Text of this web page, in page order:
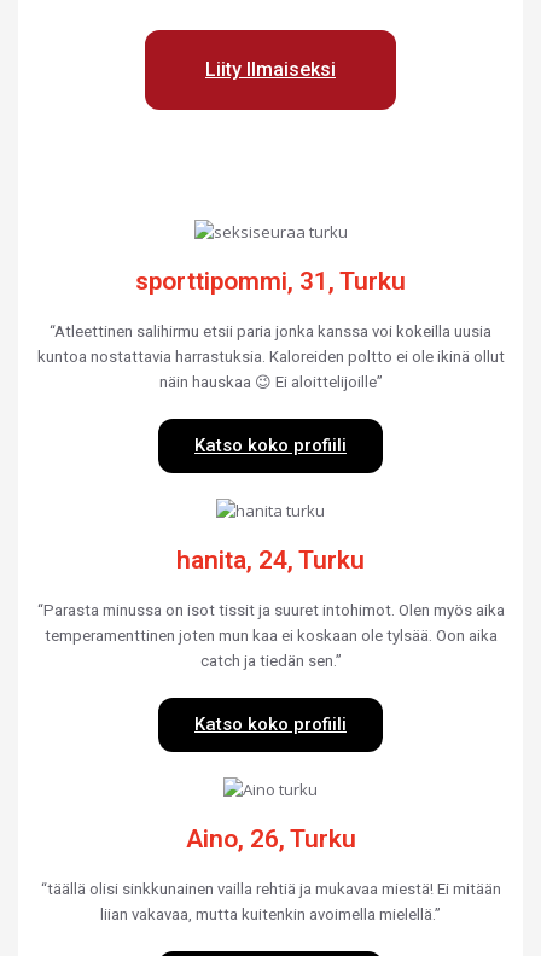
Liity Ilmaiseksi
sporttipommi, 31, Turku
“Atleettinen salihirmu etsii paria jonka kanssa voi kokeilla uusia
kuntoa nostattavia harrastuksia. Kaloreiden poltto ei ole ikinä ollut
näin hauskaa 😉 Ei aloittelijoille”
Katso koko profiili
hanita, 24, Turku
“Parasta minussa on isot tissit ja suuret intohimot. Olen myös aika
temperamenttinen joten mun kaa ei koskaan ole tylsää. Oon aika
catch ja tiedän sen.”
Katso koko profiili
Aino, 26, Turku
“täällä olisi sinkkunainen vailla rehtiä ja mukavaa miestä! Ei mitään
liian vakavaa, mutta kuitenkin avoimella mielellä.”